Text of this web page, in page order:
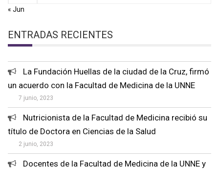
« Jun
ENTRADAS RECIENTES
La Fundación Huellas de la ciudad de la Cruz, firmó
un acuerdo con la Facultad de Medicina de la UNNE
7 junio, 2023
Nutricionista de la Facultad de Medicina recibió su
título de Doctora en Ciencias de la Salud
2 junio, 2023
Docentes de la Facultad de Medicina de la UNNE y